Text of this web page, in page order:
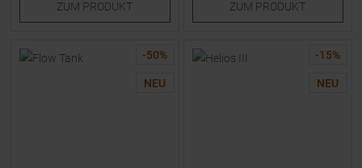
ZUM PRODUKT ZUM PRODUKT
-50%
NEU
-15%
NEU